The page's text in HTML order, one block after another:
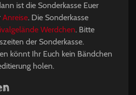
ist die Sonderkasse Euer
Anreise. Die Sonderkasse
Werdchen. Bitte
der Sonderkasse.
könnt Ihr Euch kein Bändchen
holen.